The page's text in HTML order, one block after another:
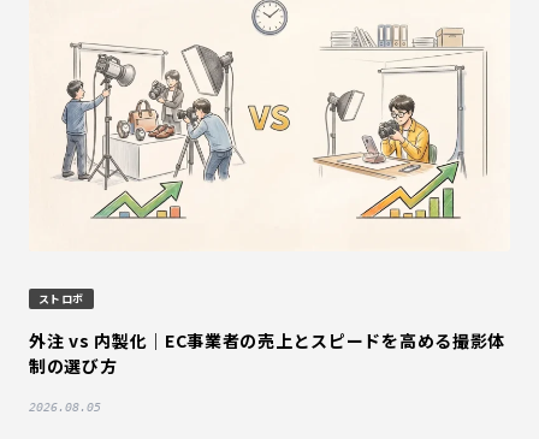
ストロボ
外注 vs 内製化｜EC事業者の売上とスピードを高める撮影体
制の選び方
2026.08.05